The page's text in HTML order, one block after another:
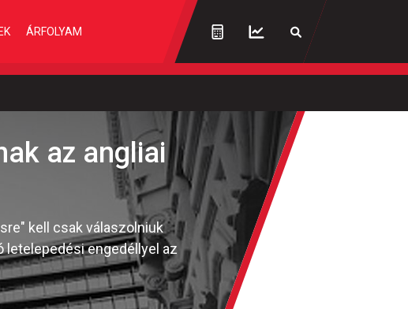
ÁRFOLYAM
az angliai
kell csak válaszolniuk
letelepedési engedéllyel az